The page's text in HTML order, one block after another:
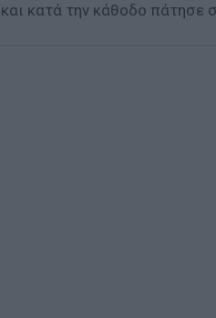
και κατά την κάθοδο πάτησε